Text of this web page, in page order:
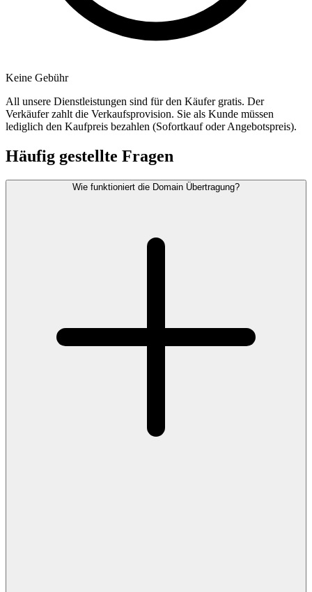
Keine Gebühr
All unsere Dienstleistungen sind für den Käufer gratis. Der
Verkäufer zahlt die Verkaufsprovision. Sie als Kunde müssen
lediglich den Kaufpreis bezahlen (Sofortkauf oder Angebotspreis).
Häufig gestellte Fragen
Wie funktioniert die Domain Übertragung?